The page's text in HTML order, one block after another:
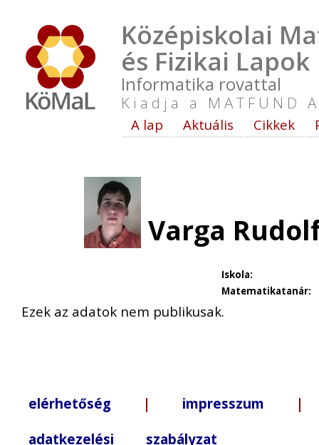
Középiskolai
és Fizikai Lapok
Informatika rovattal
Kiadja a MATFUND
A lap Aktuális Cikkek
Varga
Iskola:
Matematikatanár:
Ezek az adatok nem publikusak.
elérhetőség | impresszum |
adatkezelési szabályzat